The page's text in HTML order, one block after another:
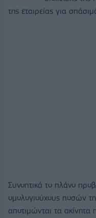
της εταιρείας για
Συνοπτικά το πλάνο
ομολογιούχους ποσών
αποτιμώνται τα